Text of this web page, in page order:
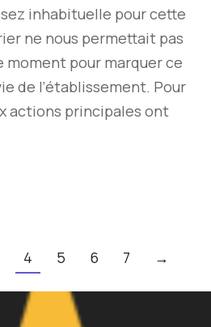
inhabituelle pour cette
ne nous permettait pas
moment pour marquer ce
de l’établissement. Pour
actions principales ont
4 5 6 7 →